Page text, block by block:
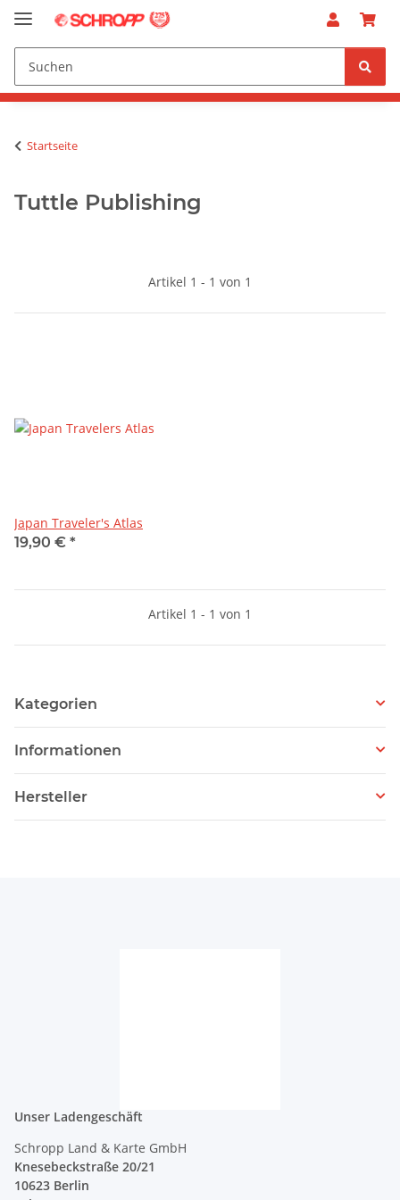
Startseite
Tuttle Publishing
Artikel 1 - 1 von 1
Japan Traveler's Atlas
19,90 € *
Artikel 1 - 1 von 1
Kategorien
Informationen
Hersteller
Unser Ladengeschäft
Schropp Land & Karte GmbH
Knesebeckstraße 20/21
10623 Berlin